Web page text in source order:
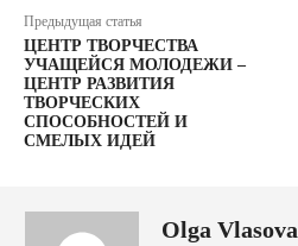
Предыдущая статья
ЦЕНТР ТВОРЧЕСТВА
УЧАЩЕЙСЯ МОЛОДЕЖИ –
ЦЕНТР РАЗВИТИЯ
ТВОРЧЕСКИХ
СПОСОБНОСТЕЙ И
СМЕЛЫХ ИДЕЙ
Olga Vlasova